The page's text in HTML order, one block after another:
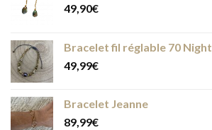
49,90€
Bracelet fil réglable 70 Night
49,99€
Bracelet Jeanne
89,99€